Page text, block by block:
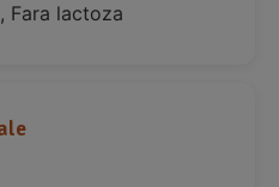
Fara lactoza